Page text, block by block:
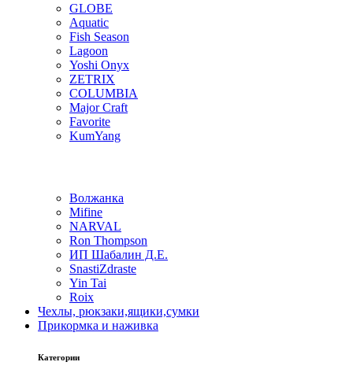
GLOBE
Aquatic
Fish Season
Lagoon
Yoshi Onyx
ZETRIX
COLUMBIA
Major Craft
Favorite
KumYang
Волжанка
Mifine
NARVAL
Ron Thompson
ИП Шабалин Д.Е.
SnastiZdraste
Yin Tai
Roix
Чехлы, рюкзаки,ящики,сумки
Прикормка и наживка
Категории